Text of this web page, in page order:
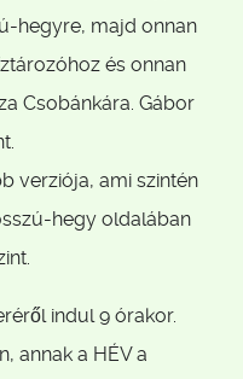
hegyre, majd onnan
és onnan
Csobánkára. Gábor
verziója, ami szintén
hegy oldalában
indul 9 órakor.
annak a HÉV a